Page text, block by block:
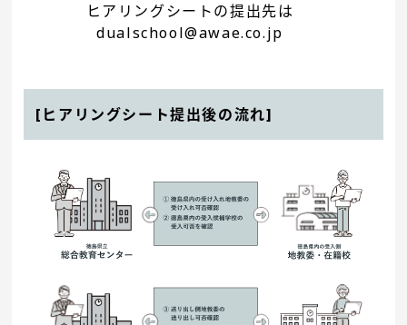
ヒアリングシートの提出先は
dualschool@awae.co.jp
[ヒアリングシート提出後の流れ]